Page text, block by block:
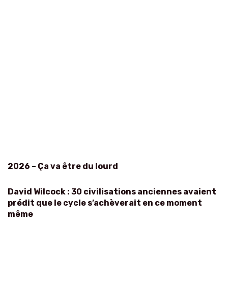
2026 – Ça va être du lourd
David Wilcock : 30 civilisations anciennes avaient
prédit que le cycle s’achèverait en ce moment
même